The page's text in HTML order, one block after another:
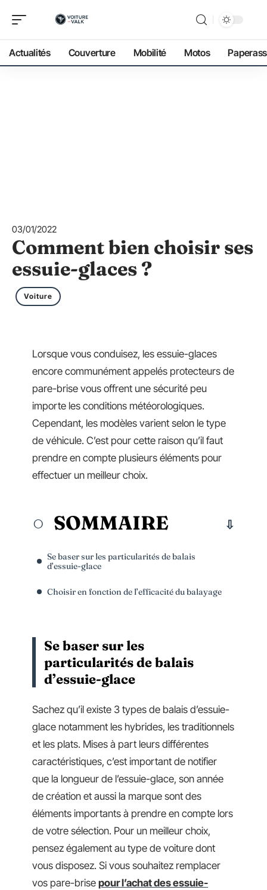
Actualités Couverture Mobilité Motos
03/01/2022
Comment bien choisir ses
essuie-glaces ?
Voiture
Lorsque vous conduisez, les essuie-glaces
encore communément appelés protecteurs de
pare-brise vous offrent une sécurité peu
importe les conditions météorologiques.
Cependant, les modèles varient selon le type
de véhicule. C’est pour cette raison qu’il faut
prendre en compte plusieurs éléments pour
effectuer un meilleur choix.
SOMMAIRE
Se baser sur les particularités de balais
d’essuie-glace
Choisir en fonction de l’efficacité du balayage
Se baser sur les
particularités de balais
d’essuie-glace
Sachez qu’il existe 3 types de balais d’essuie-
glace notamment les hybrides, les traditionnels
et les plats. Mises à part leurs différentes
caractéristiques, c’est important de notifier
que la longueur de l’essuie-glace, son année
de création et aussi la marque sont des
éléments importants à prendre en compte lors
de votre sélection. Pour un meilleur choix,
pensez également au type de voiture dont
vous disposez. Si vous souhaitez remplacer
vos pare-brise pour l’achat des essuie-